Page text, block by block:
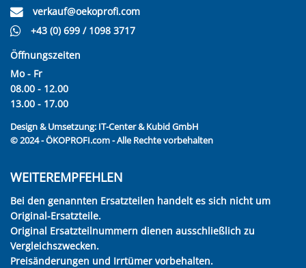
verkauf@oekoprofi.com
+43 (0) 699 / 1098 3717
Öffnungszeiten
Mo - Fr
08.00 - 12.00
13.00 - 17.00
Design & Umsetzung: IT-Center & Kubid GmbH
© 2024 - ÖKOPROFI.com - Alle Rechte vorbehalten
WEITEREMPFEHLEN
Bei den genannten Ersatzteilen handelt es sich nicht um
Original-Ersatzteile.
Original Ersatzteilnummern dienen ausschließlich zu
Vergleichszwecken.
Preisänderungen und Irrtümer vorbehalten.